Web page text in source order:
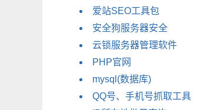
爱站SEO工具包
安全狗服务器安全
云锁服务器管理软件
PHP官网
mysql(数据库)
QQ号、手机号抓取工具